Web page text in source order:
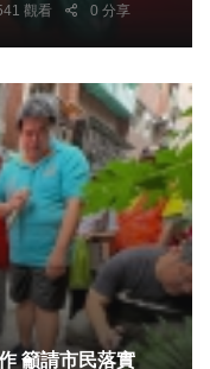
觀看 0 分享
實